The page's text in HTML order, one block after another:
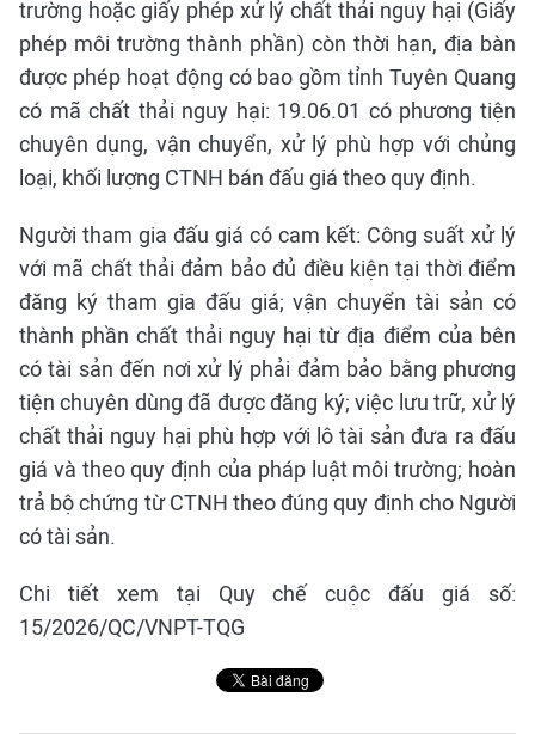
trường hoặc giấy phép xử lý chất thải nguy hại (Giấy
phép môi trường thành phần) còn thời hạn, địa bàn
được phép hoạt động có bao gồm tỉnh Tuyên Quang
có mã chất thải nguy hại: 19.06.01 có phương tiện
chuyên dụng, vận chuyển, xử lý phù hợp với chủng
loại, khối lượng CTNH bán đấu giá theo quy định.
Người tham gia đấu giá có cam kết: Công suất xử lý
với mã chất thải đảm bảo đủ điều kiện tại thời điểm
đăng ký tham gia đấu giá; vận chuyển tài sản có
thành phần chất thải nguy hại từ địa điểm của bên
có tài sản đến nơi xử lý phải đảm bảo bằng phương
tiện chuyên dùng đã được đăng ký; việc lưu trữ, xử lý
chất thải nguy hại phù hợp với lô tài sản đưa ra đấu
giá và theo quy định của pháp luật môi trường; hoàn
trả bộ chứng từ CTNH theo đúng quy định cho Người
có tài sản.
Chi tiết xem tại Quy chế cuộc đấu giá số:
15/2026/QC/VNPT-TQG